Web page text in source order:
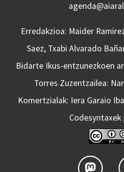
Erredakzioa: Maider
Saez, Txabi Alvarado
Bidarte Ikus-entzunezkoen
Torres Zuzentzailea:
Komertzialak: Iera Garaio